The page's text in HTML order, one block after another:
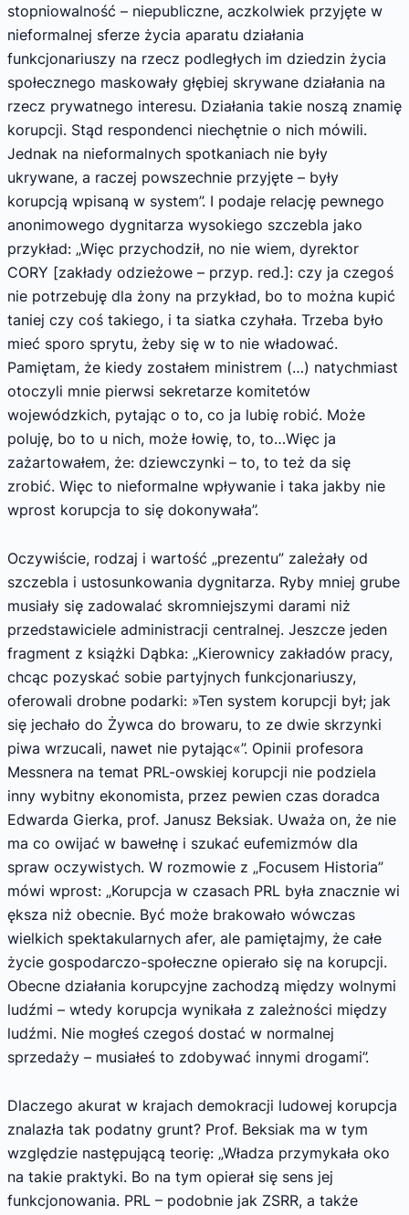
stopniowalność – niepubliczne, aczkolwiek przyjęte w
nieformalnej sferze życia aparatu działania
funkcjonariuszy na rzecz podległych im dziedzin życia
społecznego maskowały głębiej skrywane działania na
rzecz prywatnego interesu. Działania takie noszą znamię
korupcji. Stąd respondenci niechętnie o nich mówili.
Jednak na nieformalnych spotkaniach nie były
ukrywane, a raczej powszechnie przyjęte – były
korupcją wpisaną w system”. I podaje relację pewnego
anonimowego dygnitarza wysokiego szczebla jako
przykład: „Więc przychodził, no nie wiem, dyrektor
CORY [zakłady odzieżowe – przyp. red.]: czy ja czegoś
nie potrzebuję dla żony na przykład, bo to można kupić
taniej czy coś takiego, i ta siatka czyhała. Trzeba było
mieć sporo sprytu, żeby się w to nie władować.
Pamiętam, że kiedy zostałem ministrem (…) natychmiast
otoczyli mnie pierwsi sekretarze komitetów
wojewódzkich, pytając o to, co ja lubię robić. Może
poluję, bo to u nich, może łowię, to, to…Więc ja
zażartowałem, że: dziewczynki – to, to też da się
zrobić. Więc to nieformalne wpływanie i taka jakby nie
wprost korupcja to się dokonywała”.
Oczywiście, rodzaj i wartość „prezentu” zależały od
szczebla i ustosunkowania dygnitarza. Ryby mniej grube
musiały się zadowalać skromniejszymi darami niż
przedstawiciele administracji centralnej. Jeszcze jeden
fragment z książki Dąbka: „Kierownicy zakładów pracy,
chcąc pozyskać sobie partyjnych funkcjonariuszy,
oferowali drobne podarki: »Ten system korupcji był; jak
się jechało do Żywca do browaru, to ze dwie skrzynki
piwa wrzucali, nawet nie pytając«”. Opinii profesora
Messnera na temat PRL-owskiej korupcji nie podziela
inny wybitny ekonomista, przez pewien czas doradca
Edwarda Gierka, prof. Janusz Beksiak. Uważa on, że nie
ma co owijać w bawełnę i szukać eufemizmów dla
spraw oczywistych. W rozmowie z „Focusem Historia”
mówi wprost: „Korupcja w czasach PRL była znacznie wi
ększa niż obecnie. Być może brakowało wówczas
wielkich spektakularnych afer, ale pamiętajmy, że całe
życie gospodarczo-społeczne opierało się na korupcji.
Obecne działania korupcyjne zachodzą między wolnymi
ludźmi – wtedy korupcja wynikała z zależności między
ludźmi. Nie mogłeś czegoś dostać w normalnej
sprzedaży – musiałeś to zdobywać innymi drogami”.
Dlaczego akurat w krajach demokracji ludowej korupcja
znalazła tak podatny grunt? Prof. Beksiak ma w tym
względzie następującą teorię: „Władza przymykała oko
na takie praktyki. Bo na tym opierał się sens jej
funkcjonowania. PRL – podobnie jak ZSRR, a także